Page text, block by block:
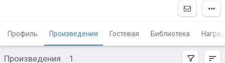
Профиль Произведения Гостевая Библиотека
Произведения · 1